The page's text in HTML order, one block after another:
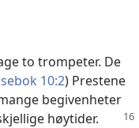
to trompeter. De
10:2) Prestene
begivenheter
høytider.